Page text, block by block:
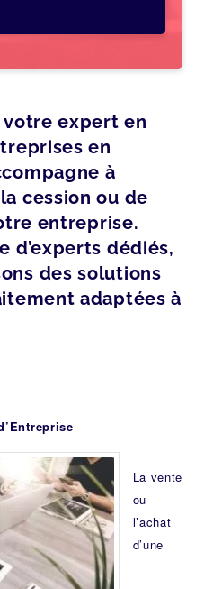
expert en
en
à
cession ou de
entreprise.
d’experts dédiés,
des solutions
adaptées à
La vente
ou
l’achat
d’une